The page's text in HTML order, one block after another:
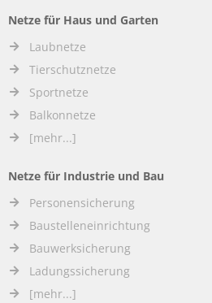
Netze für Haus und Garten
Laubnetze
Tierschutznetze
Sportnetze
Balkonnetze
[mehr...]
Netze für Industrie und Bau
Personensicherung
Baustelleneinrichtung
Bauwerksicherung
Ladungssicherung
[mehr...]